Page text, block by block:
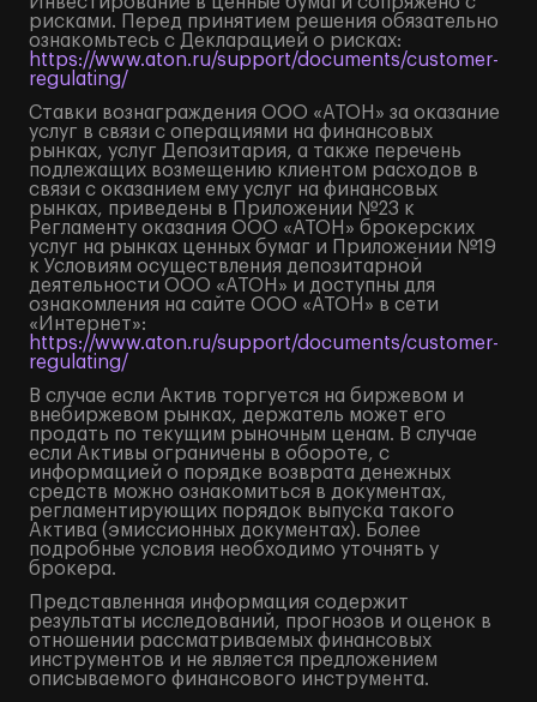
рисками. Перед принятием решения обязательно
ознакомьтесь с Декларацией о рисках:
https://www.aton.ru/support/documents/customer-
regulating/
Ставки вознаграждения ООО «АТОН» за оказание
услуг в связи с операциями на финансовых
рынках, услуг Депозитария, а также перечень
подлежащих возмещению клиентом расходов в
связи с оказанием ему услуг на финансовых
рынках, приведены в Приложении №23 к
Регламенту оказания ООО «АТОН» брокерских
услуг на рынках ценных бумаг и Приложении №19
к Условиям осуществления депозитарной
деятельности ООО «АТОН» и доступны для
ознакомления на сайте ООО «АТОН» в сети
«Интернет»:
https://www.aton.ru/support/documents/customer-
regulating/
В случае если Актив торгуется на биржевом и
внебиржевом рынках, держатель может его
продать по текущим рыночным ценам. В случае
если Активы ограничены в обороте, с
информацией о порядке возврата денежных
средств можно ознакомиться в документах,
регламентирующих порядок выпуска такого
Актива (эмиссионных документах). Более
подробные условия необходимо уточнять у
брокера.
Представленная информация содержит
результаты исследований, прогнозов и оценок в
отношении рассматриваемых финансовых
инструментов и не является предложением
описываемого финансового инструмента.